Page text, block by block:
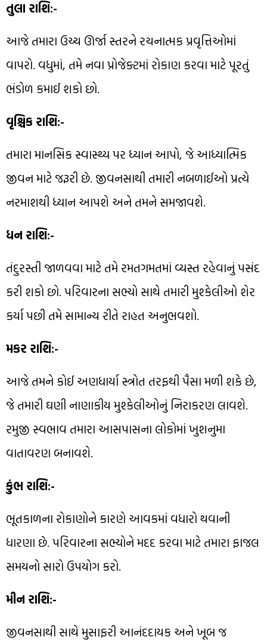
તુલા રાશિ:-
આજે તમારા ઉચ્ચ ઊર્જા સ્તરને રચનાત્મક પ્રવૃત્તિઓમાં
વાપરો. વધુમાં, તમે નવા પ્રોજેક્ટમાં રોકાણ કરવા માટે પૂરતું
ભંડોળ કમાઈ શકો છો.
વૃશ્ચિક રાશિ:-
તમારા માનસિક સ્વાસ્થ્ય પર ધ્યાન આપો, જે આધ્યાત્મિક
જીવન માટે જરૂરી છે. જીવનસાથી તમારી નબળાઈઓ પ્રત્યે
નરમાશથી ધ્યાન આપશે અને તમને સમજાવશે.
ધન રાશિ:-
તંદુરસ્તી જાળવવા માટે તમે રમતગમતમાં વ્યસ્ત રહેવાનું પસંદ
કરી શકો છો. પરિવારના સભ્યો સાથે તમારી મુશ્કેલીઓ શેર
કર્યા પછી તમે સામાન્ય રીતે રાહત અનુભવશો.
મકર રાશિ:-
આજે તમને કોઈ અણધાર્યા સ્ત્રોત તરફથી પૈસા મળી શકે છે,
જે તમારી ઘણી નાણાકીય મુશ્કેલીઓનું નિરાકરણ લાવશે.
રમુજી સ્વભાવ તમારા આસપાસના લોકોમાં ખુશનુમા
વાતાવરણ બનાવશે.
કુંભ રાશિ:-
ભૂતકાળના રોકાણોને કારણે આવકમાં વધારો થવાની
ધારણા છે. પરિવારના સભ્યોને મદદ કરવા માટે તમારા ફાજલ
સમયનો સારો ઉપયોગ કરો.
મીન રાશિ:-
જીવનસાથી સાથે મુસાફરી આનંદદાયક અને ખૂબ જ